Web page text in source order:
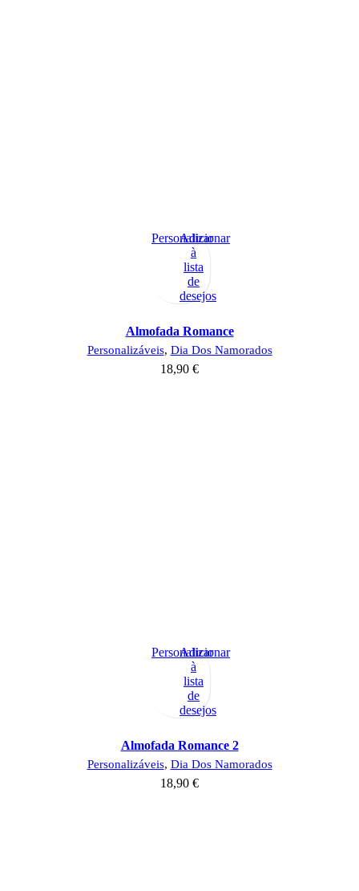
Personalizar
Adicionar
à
lista
de
desejos
Almofada Romance
Personalizáveis, Dia Dos Namorados
18,90 €
Personalizar
Adicionar
à
lista
de
desejos
Almofada Romance 2
Personalizáveis, Dia Dos Namorados
18,90 €